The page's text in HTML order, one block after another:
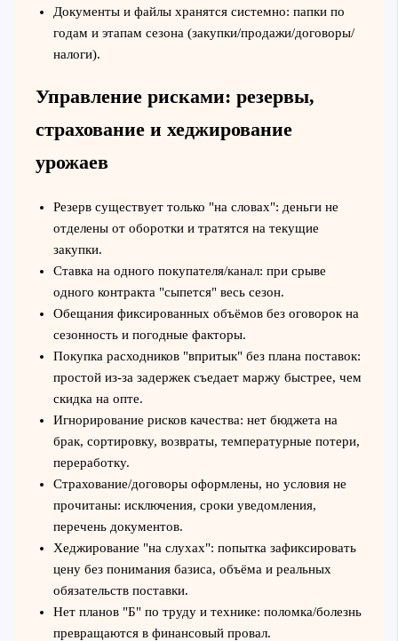
Документы и файлы хранятся системно: папки по
годам и этапам сезона (закупки/продажи/договоры/
налоги).
Управление рисками: резервы,
страхование и хеджирование
урожаев
Резерв существует только "на словах": деньги не
отделены от оборотки и тратятся на текущие
закупки.
Ставка на одного покупателя/канал: при срыве
одного контракта "сыпется" весь сезон.
Обещания фиксированных объёмов без оговорок на
сезонность и погодные факторы.
Покупка расходников "впритык" без плана поставок:
простой из‑за задержек съедает маржу быстрее, чем
скидка на опте.
Игнорирование рисков качества: нет бюджета на
брак, сортировку, возвраты, температурные потери,
переработку.
Страхование/договоры оформлены, но условия не
прочитаны: исключения, сроки уведомления,
перечень документов.
Хеджирование "на слухах": попытка зафиксировать
цену без понимания базиса, объёма и реальных
обязательств поставки.
Нет планов "Б" по труду и технике: поломка/болезнь
превращаются в финансовый провал.